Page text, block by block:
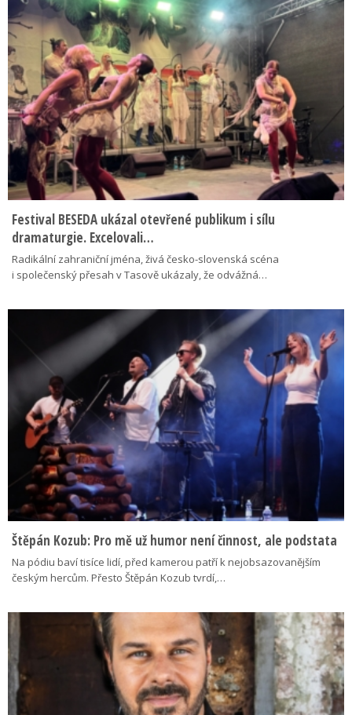
Festival BESEDA ukázal otevřené publikum i sílu
dramaturgie. Excelovali…
Radikální zahraniční jména, živá česko-slovenská scéna
i společenský přesah v Tasově ukázaly, že odvážná…
Štěpán Kozub: Pro mě už humor není činnost, ale podstata
Na pódiu baví tisíce lidí, před kamerou patří k nejobsazovanějším
českým hercům. Přesto Štěpán Kozub tvrdí,…